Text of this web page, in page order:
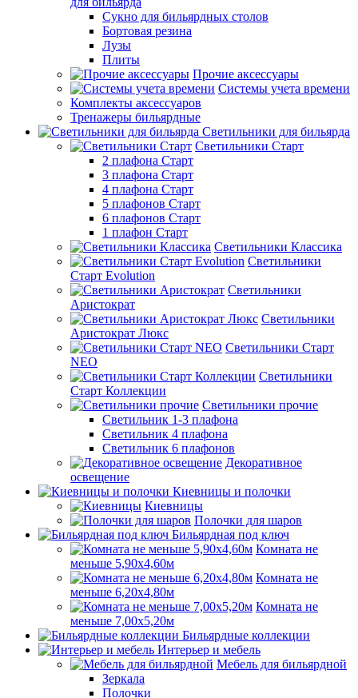
Сукно для бильярдных столов
Бортовая резина
Лузы
Плиты
Прочие аксессуары
Системы учета времени
Комплекты аксессуаров
Тренажеры бильярдные
Светильники для бильярда
Светильники Старт
2 плафона Старт
3 плафона Старт
4 плафона Старт
5 плафонов Старт
6 плафонов Старт
1 плафон Старт
Светильники Классика
Светильники
Старт Evolution
Светильники
Аристократ
Светильники
Аристократ Люкс
Светильники Старт
NEO
Светильники
Старт Коллекции
Светильники прочие
Светильник 1-3 плафона
Светильник 4 плафона
Светильник 6 плафонов
Декоративное
освещение
Киевницы и полочки
Киевницы
Полочки для шаров
Бильярдная под ключ
Комната не
меньше 5,90х4,60м
Комната не
меньше 6,20х4,80м
Комната не
меньше 7,00х5,20м
Бильярдные коллекции
Интерьер и мебель
Мебель для бильярдной
Зеркала
Полочки